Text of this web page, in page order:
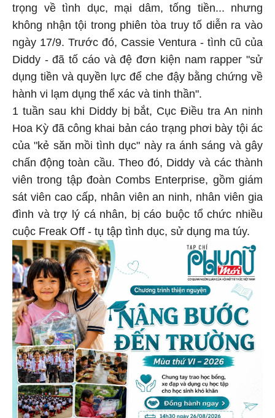
trọng về tình dục, mại dâm, tống tiền... nhưng
không nhận tội trong phiên tòa truy tố diễn ra vào
ngày 17/9. Trước đó, Cassie Ventura - tình cũ của
Diddy - đã tố cáo và đệ đơn kiện nam rapper "sử
dụng tiền và quyền lực để che đậy bằng chứng về
hành vi lạm dụng thể xác và tinh thần".
1 tuần sau khi Diddy bị bắt, Cục Điều tra An ninh
Hoa Kỳ đã công khai bản cáo trạng phơi bày tội ác
của "kẻ săn mồi tình dục" này ra ánh sáng và gây
chấn động toàn cầu. Theo đó, Diddy và các thành
viên trong tập đoàn Combs Enterprise, gồm giám
sát viên cao cấp, nhân viên an ninh, nhân viên gia
đình và trợ lý cá nhân, bị cáo buộc tổ chức nhiều
cuộc Freak Off - tụ tập tình dục, sử dụng ma túy.